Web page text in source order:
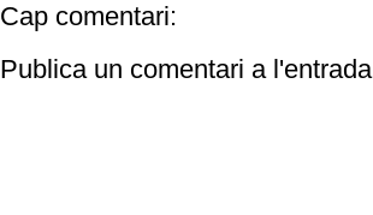
Cap comentari:
Publica un comentari a l'entrada